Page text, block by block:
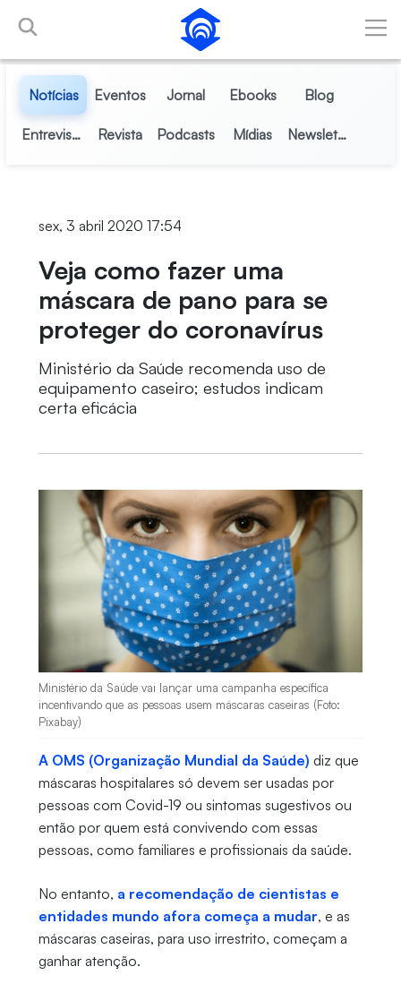
Pular para o Conteúdo principal
Notícias Eventos Jornal Ebooks Blog
Entrevistas Revista Podcasts Mídias Newsletter
sex, 3 abril 2020 17:54
Veja como fazer uma
máscara de pano para se
proteger do coronavírus
Ministério da Saúde recomenda uso de
equipamento caseiro; estudos indicam
certa eficácia
Ministério da Saúde vai lançar uma campanha específica
incentivando que as pessoas usem máscaras caseiras (Foto:
Pixabay)
A OMS (Organização Mundial da Saúde) diz que
máscaras hospitalares só devem ser usadas por
pessoas com Covid-19 ou sintomas sugestivos ou
então por quem está convivendo com essas
pessoas, como familiares e profissionais da saúde.
No entanto, a recomendação de cientistas e
entidades mundo afora começa a mudar, e as
máscaras caseiras, para uso irrestrito, começam a
ganhar atenção.